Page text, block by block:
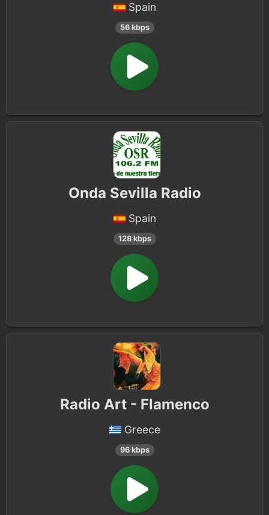
Spain
56 kbps
Onda Sevilla Radio
Spain
128 kbps
Radio Art - Flamenco
Greece
96 kbps